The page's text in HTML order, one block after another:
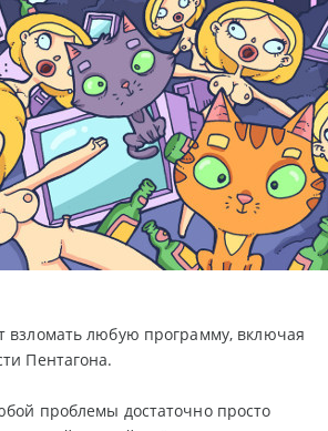
взломать любую программу, включая
Пентагона.
проблемы достаточно просто